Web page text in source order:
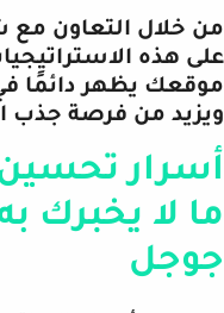
من خلال التعاون
على هذه
موقعك يظهر دائمًا
ويزيد من فرصة جذب
أسرار
ما لا يخبرك
جوجل